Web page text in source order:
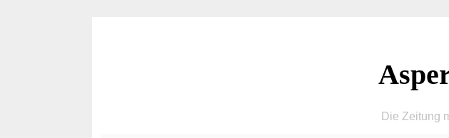
Die Zeitung